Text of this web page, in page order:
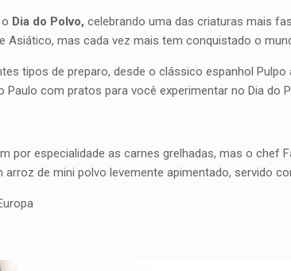
Dia do Polvo, celebrando uma das criaturas mais
Asiático, mas cada vez mais tem conquistado o
tipos de preparo, desde o clássico espanhol
Paulo com pratos para você experimentar no Dia do
por especialidade as carnes grelhadas, mas o chef
arroz de mini polvo levemente apimentado, servido